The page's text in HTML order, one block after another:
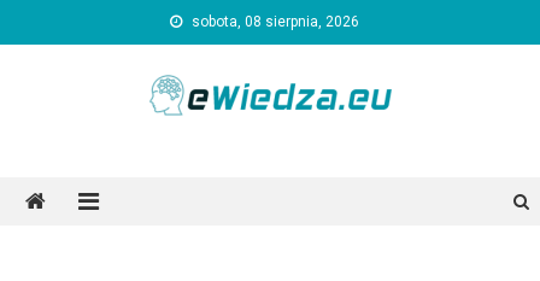
to
sobota, 08 sierpnia, 2026